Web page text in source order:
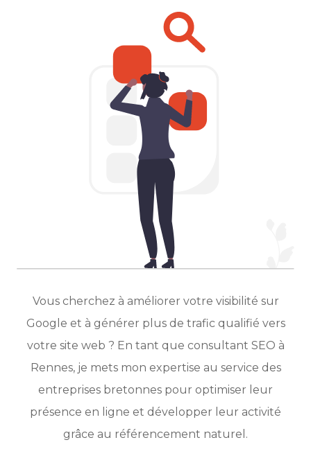
Vous cherchez à améliorer votre visibilité sur
Google et à générer plus de trafic qualifié vers
votre site web ? En tant que consultant SEO à
Rennes, je mets mon expertise au service des
entreprises bretonnes pour optimiser leur
présence en ligne et développer leur activité
grâce au référencement naturel.